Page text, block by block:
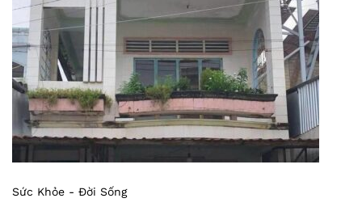
Sức Khỏe - Đời Sống